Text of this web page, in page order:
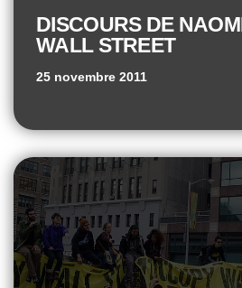
DISCOURS DE
WALL STREET
25 novembre 2011